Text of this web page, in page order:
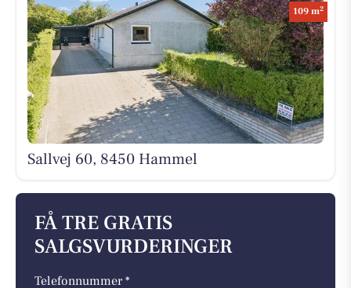
109 m2
Sallvej 60, 8450 Hammel
FÅ TRE GRATIS
SALGSVURDERINGER
Telefonnummer *